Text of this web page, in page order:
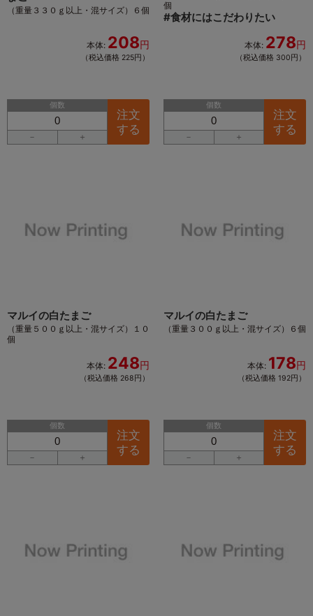
（重量３３０ｇ以上・混サイズ）６個
本体: 208円
（税込価格 225円）
個数
－ ＋
注文
する
個
#食材にはこだわりたい
本体: 278円
（税込価格 300円）
個数
－ ＋
注文
する
マルイの白たまご
（重量５００ｇ以上・混サイズ）１０
個
本体: 248円
（税込価格 268円）
個数
－ ＋
注文
する
マルイの白たまご
（重量３００ｇ以上・混サイズ）６個
本体: 178円
（税込価格 192円）
個数
－ ＋
注文
する